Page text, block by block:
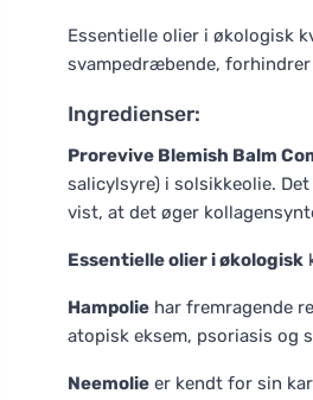
Essentielle olier i økologisk
svampedræbende,
Ingredienser:
Prorevive Blemish Balm
salicylsyre) i solsikkeolie.
vist, at det øger
Essentielle olier i økologisk
Hampolie har fremragende
atopisk eksem, psoriasis og
Neemolie er kendt for sin